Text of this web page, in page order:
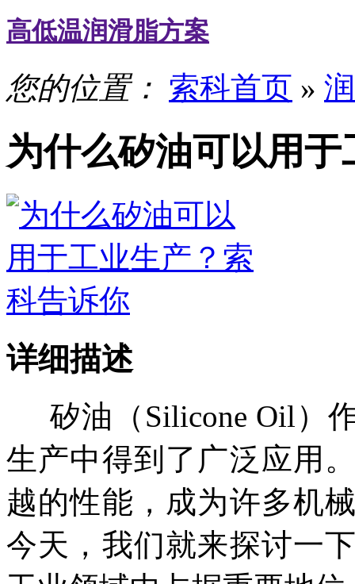
高低温润滑脂方案
您的位置： 索科首页 »
为什么矽油可以用
详细描述
矽油（ Silicone Oil）
生产中得到了广泛应用
越的性能，成为许多机
今天，我们就来探讨一